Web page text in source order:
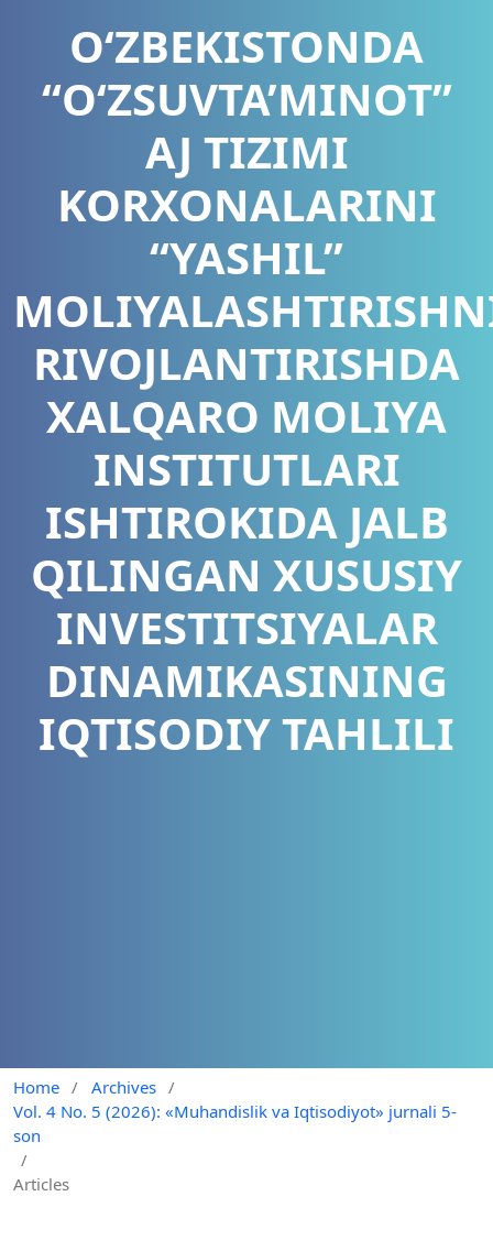
O‘ZBEKISTONDA
“O‘ZSUVTA’MINOT”
AJ TIZIMI
KORXONALARINI
“YASHIL”
RIVOJLANTIRISHDA
XALQARO MOLIYA
INSTITUTLARI
ISHTIROKIDA JALB
QILINGAN XUSUSIY
INVESTITSIYALAR
DINAMIKASINING
IQTISODIY TAHLILI
Home / Archives /
Vol. 4 No. 5 (2026): «Muhandislik va Iqtisodiyot» jurnali 5-
son
/
Articles